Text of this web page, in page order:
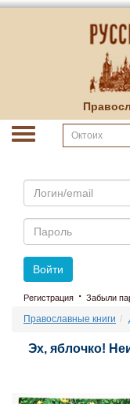
Email
Пароль
Войти
Регистрация · Забыли
Православные книги
Эх, яблочко!